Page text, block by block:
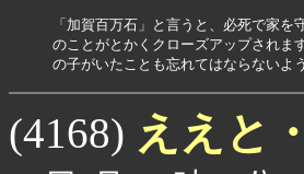
「加賀百万石」と言うと、必死で家
のことがとかくクローズアップされま
の子がいたことも忘れてはならないよ
(4168) ええと